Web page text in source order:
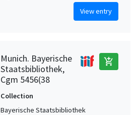
View entry
Munich. Bayerische
Staatsbibliothek,
Cgm 5456(38
add_shopping_cart
Collection
Bayerische Staatsbibliothek